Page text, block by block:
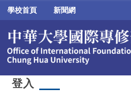
跳
要
內
容
學校首頁 新聞網
登入